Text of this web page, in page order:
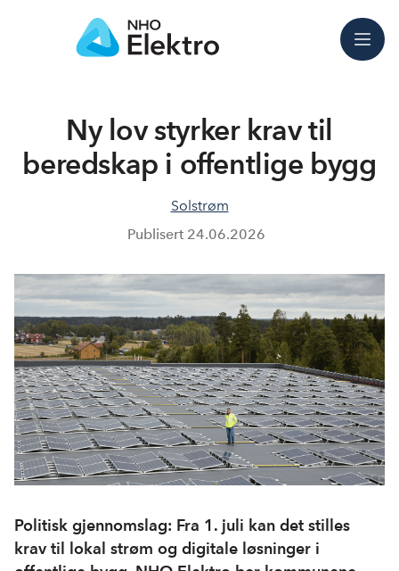
Meny
Ny lov styrker krav til
beredskap i offentlige bygg
Solstrøm
Publisert 24.06.2026
Politisk gjennomslag: Fra 1. juli kan det stilles
krav til lokal strøm og digitale løsninger i